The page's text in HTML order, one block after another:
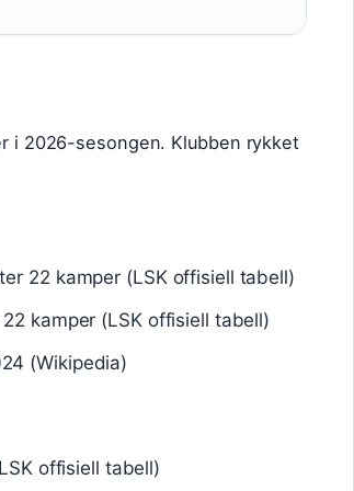
i 2026-sesongen. Klubben rykket
22 kamper (LSK offisiell tabell)
kamper (LSK offisiell tabell)
(Wikipedia)
offisiell tabell)